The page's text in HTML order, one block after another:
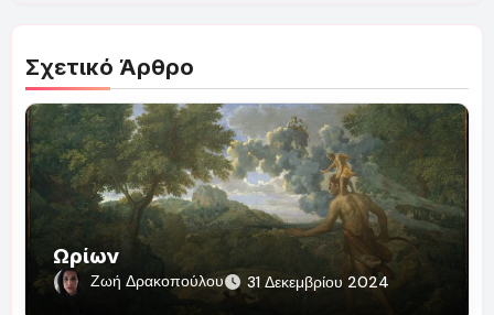
Σχετικό Άρθρο
Ωρίων
Ζωή Δρακοπούλου 31 Δεκεμβρίου 2024